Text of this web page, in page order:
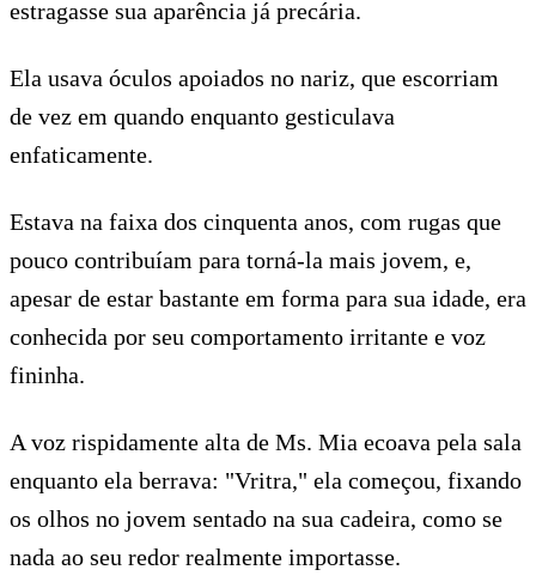
estragasse sua aparência já precária.
Ela usava óculos apoiados no nariz, que escorriam
de vez em quando enquanto gesticulava
enfaticamente.
Estava na faixa dos cinquenta anos, com rugas que
pouco contribuíam para torná-la mais jovem, e,
apesar de estar bastante em forma para sua idade, era
conhecida por seu comportamento irritante e voz
fininha.
A voz rispidamente alta de Ms. Mia ecoava pela sala
enquanto ela berrava: "Vritra," ela começou, fixando
os olhos no jovem sentado na sua cadeira, como se
nada ao seu redor realmente importasse.